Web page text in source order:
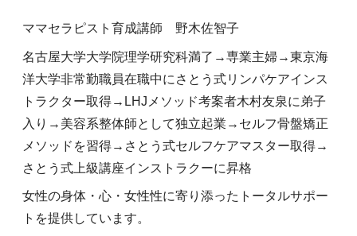
ママセラピスト育成講師 野木佐智子
名古屋大学大学院理学研究科満了→専業主婦→東京海
洋大学非常勤職員在職中にさとう式リンパケアインス
トラクター取得→LHJメソッド考案者木村友泉に弟子
入り→美容系整体師として独立起業→セルフ骨盤矯正
メソッドを習得→さとう式セルフケアマスター取得→
さとう式上級講座インストラクーに昇格
女性の身体・心・女性性に寄り添ったトータルサポー
トを提供しています。